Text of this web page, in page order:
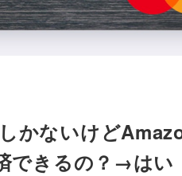
かないけど
できるの？→はい